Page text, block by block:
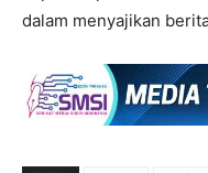
dalam menyajikan